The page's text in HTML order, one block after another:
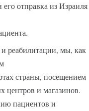
отправка из Израиля
реабилитации, мы, как
страны, посещением
центров и магазинов.
пациентов и